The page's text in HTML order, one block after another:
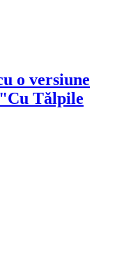
o versiune
Tălpile